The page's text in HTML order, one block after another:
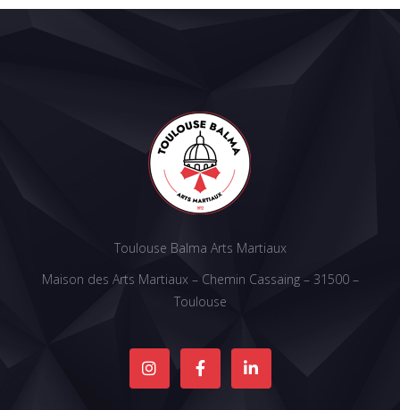
Toulouse Balma Arts Martiaux
Maison des Arts Martiaux – Chemin Cassaing – 31500 –
Toulouse